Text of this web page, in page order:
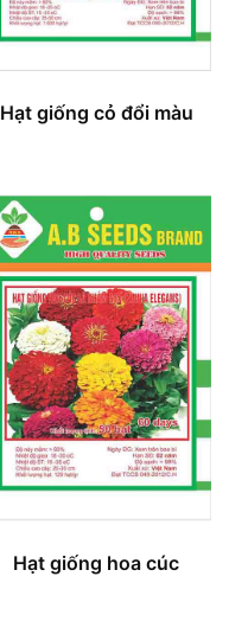
Hạt giống cỏ đổi màu
Hạt giống hoa cúc